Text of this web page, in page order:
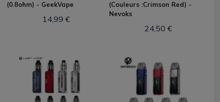
(0.8ohm) - GeekVape
14,99 €
(Couleurs :Crimson Red) -
Nevoks
24,50 €